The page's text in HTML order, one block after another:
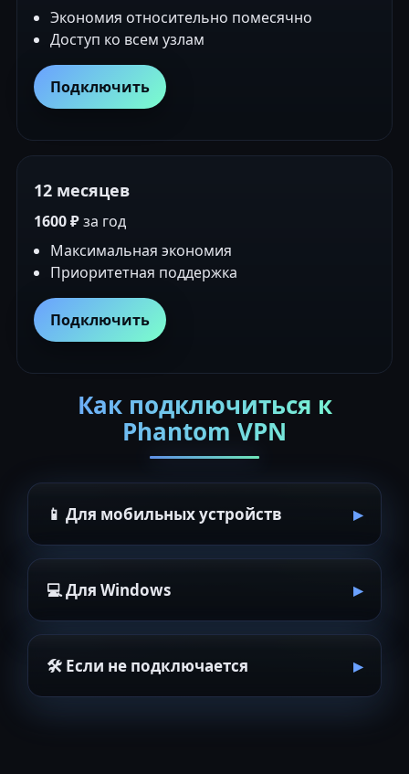
Экономия относительно помесячно
Доступ ко всем узлам
Подключить
12 месяцев
1600 ₽за год
Максимальная экономия
Приоритетная поддержка
Подключить
Как подключиться к
Phantom VPN
📱 Для мобильных устройств
💻 Для Windows
🛠 Если не подключается